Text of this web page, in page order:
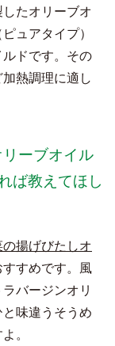
たオリーブオ
ュアタイプ）
ドです。その
熱調理に適し
ーブオイル
ば教えてほし
の揚げびたしオ
すすめです。風
バージンオリ
味違うそうめ
。